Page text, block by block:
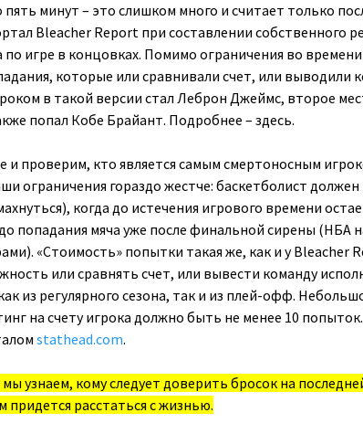
минут – это слишком много и считает только
Bleacher Report при составлении собственного
по игре в концовках. Помимо ограничения во
которые или сравнивали счет, или выводили
в такой версии стал Леброн Джеймс, второе
попал Кобе Брайант. Подробнее – здесь.
проверим, кто является самым смертоносным
ограничения гораздо жестче: баскетболист
когда до истечения игрового времени
попадания мяча уже после финальной сирены (НБА
«Стоимость» попытки такая же, как и у Bleacher
или сравнять счет, или вывести команду
из регулярного сезона, так и из плей-офф.
на счету игрока должно быть не менее 10
stathead.com.
узнаем, кому следует доверить бросок на
придется расстаться с жизнью.